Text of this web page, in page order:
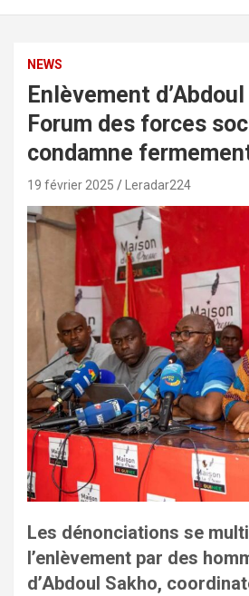
NEWS
Enlèvement
Forum des forces
condamne
19 février 2025 Leradar224
Les dénonciations se
l’enlèvement par des
d’Abdoul Sakho,